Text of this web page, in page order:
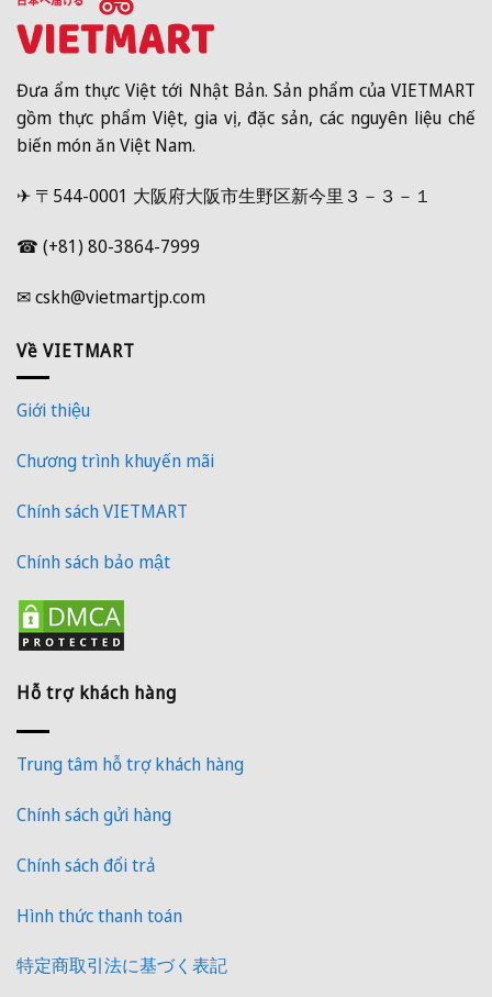
Đưa ẩm thực Việt tới Nhật Bản. Sản phẩm của VIETMART
gồm thực phẩm Việt, gia vị, đặc sản, các nguyên liệu chế
biến món ăn Việt Nam.
✈ 〒544-0001 大阪府大阪市生野区新今里３－３－１
☎ (+81) 80-3864-7999
✉ cskh@vietmartjp.com
Về VIETMART
Giới thiệu
Chương trình khuyến mãi
Chính sách VIETMART
Chính sách bảo mật
Hỗ trợ khách hàng
Trung tâm hỗ trợ khách hàng
Chính sách gửi hàng
Chính sách đổi trả
Hình thức thanh toán
特定商取引法に基づく表記